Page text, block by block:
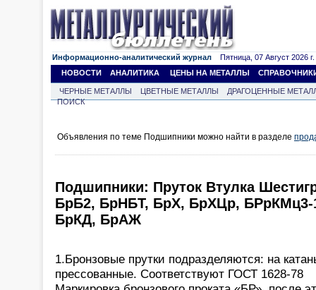
Информационно-аналитический журнал Пятница, 07 Август 2026 г.
НОВОСТИ
АНАЛИТИКА ЦЕНЫ НА МЕТАЛЛЫ
ЧЕРНЫЕ МЕТАЛЛЫ ЦВЕТНЫЕ МЕТАЛЛЫ
ДРАГОЦЕННЫЕ
ПОИСК
Объявления по теме Подшипники можно найти в разделе
Подшипники: Пруток Втулка
БрБ2, БрНБТ, БрХ, БрХЦр,
БрКД, БрАЖ
1.Бронзовые прутки подразделяются: на
прессованные. Соответствуют ГОСТ 1628-78